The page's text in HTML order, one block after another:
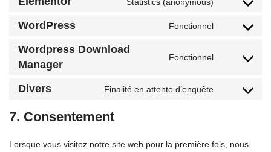
WordPress Fonctionnel
Wordpress Download
Manager
Fonctionnel
Divers Finalité en attente d’enquête
7. Consentement
Lorsque vous visitez notre site web pour la première fois, nous